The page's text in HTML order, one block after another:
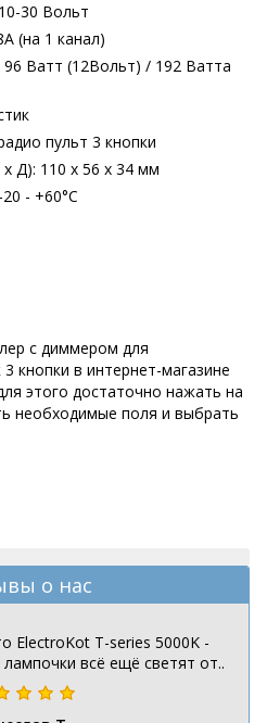
30 Вольт
(на 1 канал)
Ватт (12Вольт) / 192 Ватта
пульт 3 кнопки
Д): 110 х 56 х 34 мм
- +60°C
с диммером для
кнопки в интернет-магазине
этого достаточно нажать на
необходимые поля и выбрать
о нас
ElectroKot T-series 5000K -
всё ещё светят от..